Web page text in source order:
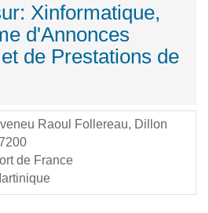
Xinformatique,
d'Annonces
de Prestations de
Raoul Follereau, Dillon
de France